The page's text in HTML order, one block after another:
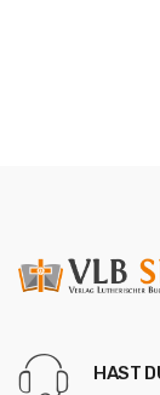
HAST